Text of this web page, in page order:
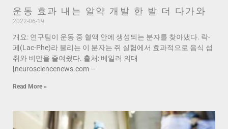
운동 효과 내는 알약 개발 한 발 더 다가와
2022-06-19
개요: 연구팀이 운동 중 혈액 안에 생성되는 분자를 찾아냈다. 락-
페(Lac-Phe)라 불리는 이 분자는 쥐 실험에서 효과적으로 음식 섭
취와 비만을 줄여줬다. 출처: 베일러 의대
[neurosciencenews.com –
Read More »